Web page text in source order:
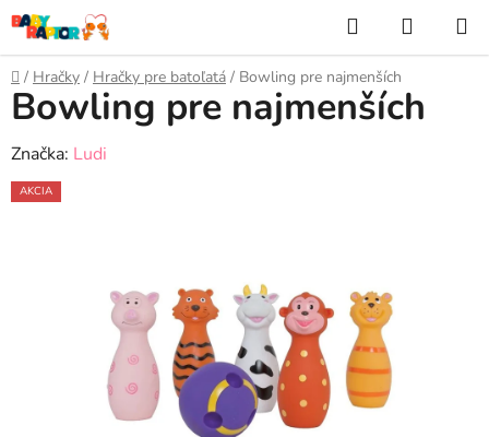
Prejsť
na
obsah
Hľadať
KOŠÍK
Domov
/ Hračky / Hračky pre batoľatá / Bowling pre najmenších
Bowling pre najmenších
Značka: Ludi
AKCIA